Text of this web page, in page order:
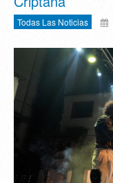
Todas Las Noticias